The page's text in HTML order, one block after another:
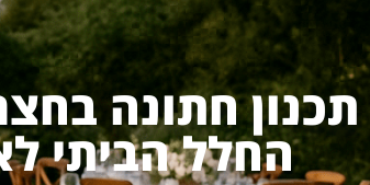
תכנון חתונה
החלל הביתי